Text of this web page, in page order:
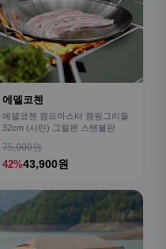
에델코첸
에델코첸 캠프마스터 캠핑그리들
32cm (사틴) 그릴팬 스텐불판
75,900원
42%43,900원